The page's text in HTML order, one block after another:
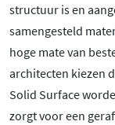
structuur is en
samengesteld
hoge mate van
architecten kiezen
Solid Surface
zorgt voor een